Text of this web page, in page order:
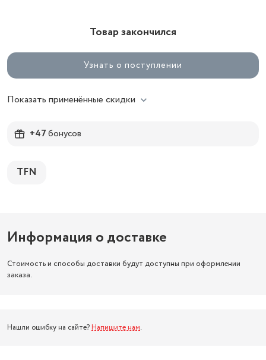
Товар закончился
Узнать о поступлении
Показать применённые скидки
+47бонусов
TFN
Информация о доставке
Стоимость и способы доставки будут доступны при оформлении
заказа.
Нашли ошибку на сайте? Напишите нам.